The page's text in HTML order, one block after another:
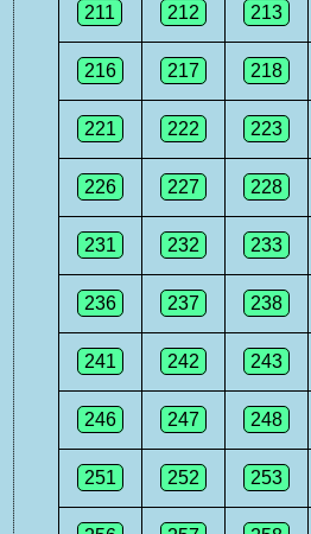
211 212 213
216 217 218
221 222 223
226 227 228
231 232 233
236 237 238
241 242 243
246 247 248
251 252 253